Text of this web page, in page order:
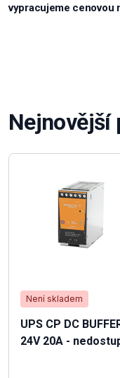
vypracujeme cenovou
Nejnovější
Není skladem
UPS CP DC
24V 20A -